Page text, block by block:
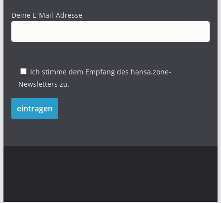
Deine E-Mail-Adresse
Ich stimme dem Empfang des hansa.zone-
Newsletters zu.